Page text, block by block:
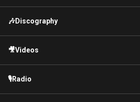
🎶Discography
🎥Videos
🎙Radio